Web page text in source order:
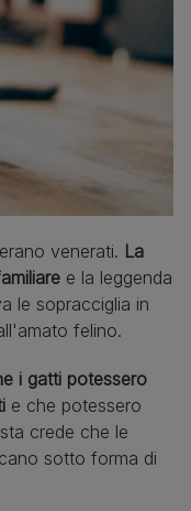
venerati. La
e la leggenda
le sopracciglia in
felino.
i gatti potessero
e che potessero
crede che le
sotto forma di